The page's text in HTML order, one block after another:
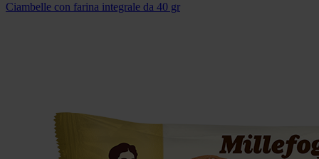
Ciambelle con farina integrale da 40 gr